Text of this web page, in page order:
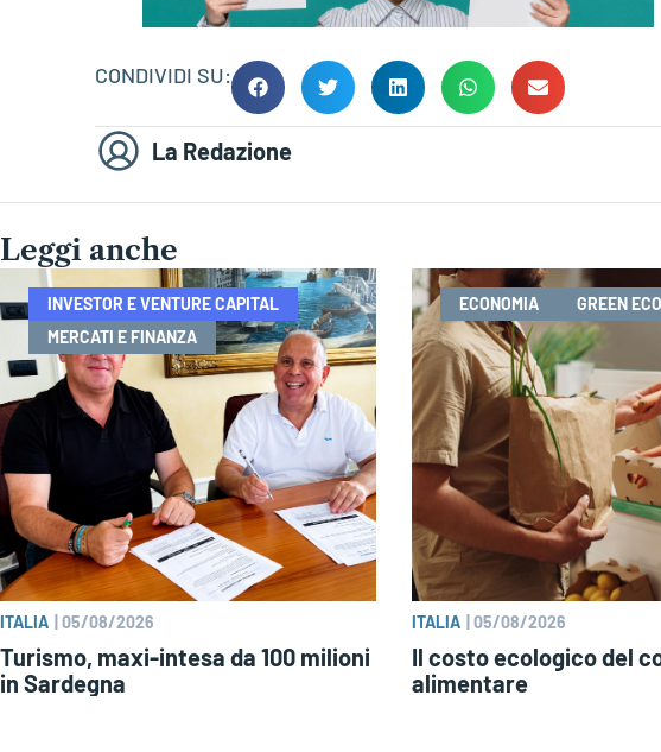
CONDIVIDI SU:
La Redazione
Leggi anche
INVESTOR E VENTURE CAPITAL
MERCATI E FINANZA
ITALIA 05/08/2026
Turismo, maxi-intesa da 100 milioni
in Sardegna
ECONOMIA GREEN
ITALIA 05/08/2026
Il costo ecologico del
alimentare